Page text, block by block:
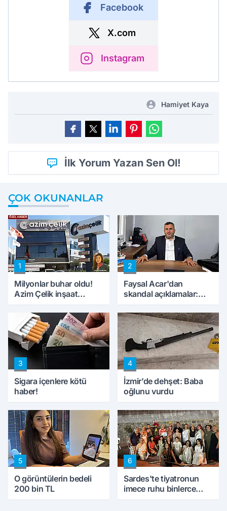
Facebook
X.com
Instagram
Hamiyet Kaya
İlk Yorum Yazan Sen Ol!
ÇOK OKUNANLAR
1
Milyonlar buhar oldu!
Azim Çelik inşaat
konuştu
2
Faysal Acar'dan
skandal açıklamalar:
peynircilerimizi de
kıskaca aldı, müdahale
ettik'
3
Sigara içenlere kötü
haber!
4
İzmir’de dehşet: Baba
oğlunu vurdu
5
O görüntülerin bedeli
200 bin TL
6
Sardes'te tiyatronun
imece ruhu binlerce